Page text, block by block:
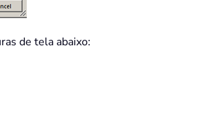
de tela abaixo: